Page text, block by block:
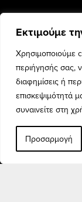
Εκτιμούμε
Χρησιμοποιούμε
περιήγησής σας,
διαφημίσεις ή
επισκεψιμότητά
συναινείτε στη
Προσαρμογή